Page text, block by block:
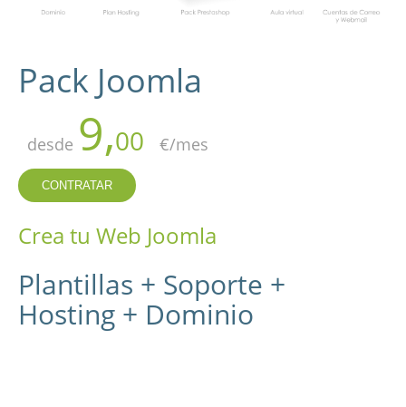
Pack Joomla
desde 9,00 €/mes
CONTRATAR
Crea tu Web Joomla
Plantillas + Soporte +
Hosting + Dominio